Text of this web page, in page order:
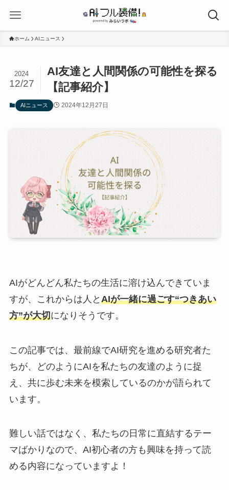
ホーム AIニュース
AI友達と人間関係の可能性を探る
【記事紹介】
2024
12/27
AIニュース 2024年12月27日
AIがどんどん私たちの生活に溶け込んできていま
すが、これからは人と AIが一緒に過ごす“つきあい
方”が大切になりそうです。
この記事では、最前線でAI研究を進める研究者た
ちが、どのようにAIを私たちの友達のように捉
え、共に歩む未来を模索しているのかが語られて
います。
難しい話ではなく、私たちの日常に直結するテー
マばかりなので、AI初心者の方も興味を持って読
める内容になっていますよ！